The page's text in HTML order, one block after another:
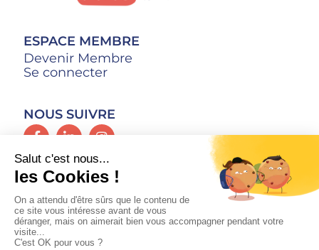
ESPACE MEMBRE
Devenir Membre
Se connecter
NOUS SUIVRE
CONTACT